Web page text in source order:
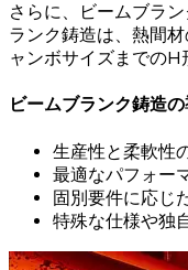
さらに、ビームブラ
ランク鋳造は、熱間
ャンボサイズまでの
ビームブランク鋳造
生産性と柔軟性
最適なパフォー
固別要件に応じ
特殊な仕様や独